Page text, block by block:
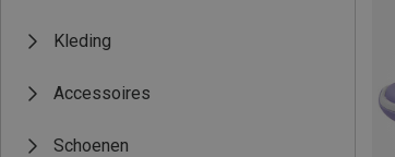
Kleding
Accessoires
Schoenen